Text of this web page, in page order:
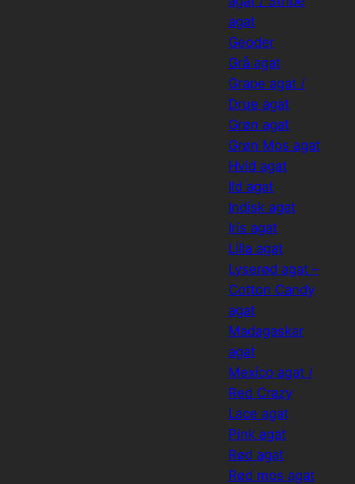
agat
Geoder
Grå agat
Grape agat /
Drue agat
Grøn agat
Grøn Mos agat
Hvid agat
Ild agat
Indisk agat
Iris agat
Lilla agat
Lyserød agat –
Cotton Candy
agat
Madagaskar
agat
Mexico agat /
Red Crazy
Lace agat
Pink agat
Rød agat
Rød mos agat